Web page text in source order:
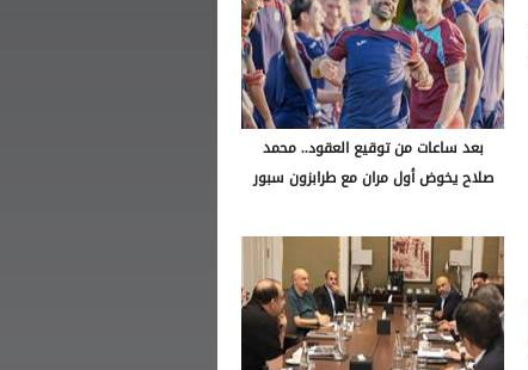
بعد ساعات من توقيع العقود.. محمد
صلاح يخوض أول مران مع طرابزون سبور